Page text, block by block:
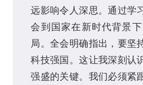
远影响令人深思。通过学
会到国家在新时代背景
局。全会明确指出，要坚
科技强国。这让我深刻认
强盛的关键。我们必须紧